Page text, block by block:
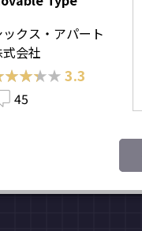
ックス・アパート
会社
3.3
45